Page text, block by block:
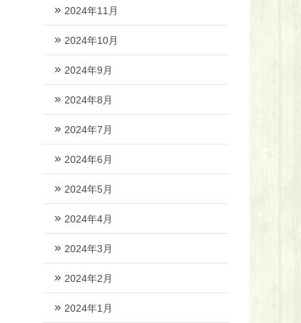
2024年11月
2024年10月
2024年9月
2024年8月
2024年7月
2024年6月
2024年5月
2024年4月
2024年3月
2024年2月
2024年1月